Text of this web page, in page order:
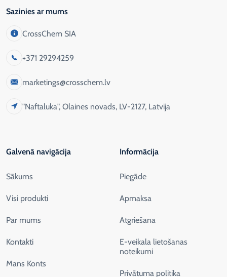
Sazinies ar mums
CrossChem SIA
+371 29294259
marketings@crosschem.lv
"Naftaluka", Olaines novads, LV-2127, Latvija
Galvenā navigācija
Sākums
Visi produkti
Par mums
Kontakti
Mans Konts
Informācija
Piegāde
Apmaksa
Atgriešana
E-veikala lietošanas
noteikumi
Privātuma politika